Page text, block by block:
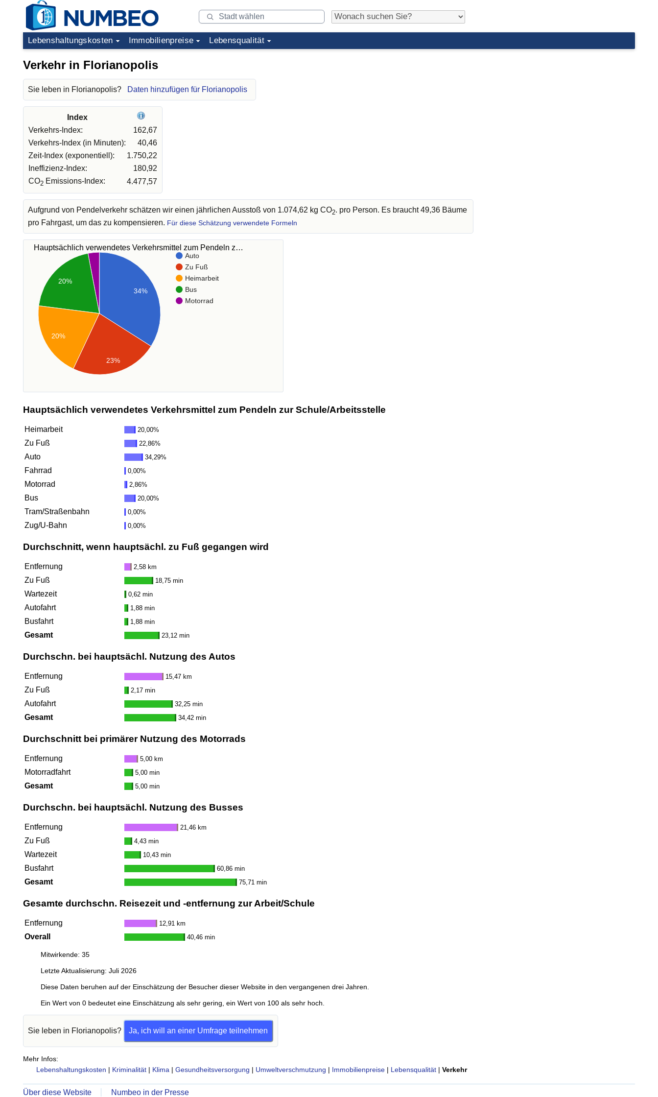
Lebenshaltungskosten Immobilienpreise Lebensqualität
Verkehr in Florianopolis
Sie leben in Florianopolis? Daten hinzufügen für Florianopolis
Index
Verkehrs-Index:
162,67
Verkehrs-Index (in Minuten):
40,46
Zeit-Index (exponentiell):
1.750,22
Ineffizienz-Index:
180,92
CO2 Emissions-Index: 4.477,57
Aufgrund von Pendelverkehr schätzen wir einen jährlichen Ausstoß von 1.074,62 kg CO2. pro Person. Es braucht 49,36 Bäume
pro Fahrgast, um das zu kompensieren. Für diese Schätzung verwendete Formeln
Hauptsächlich verwendetes Verkehrsmittel zum Pendeln z…
Auto
Zu Fuß
Heimarbeit
Bus
Motorrad
34%
20%
20%
23%
Hauptsächlich verwendetes Verkehrsmittel zum Pendeln zur Schule/Arbeitsstelle
Heimarbeit 20,00%
Zu Fuß 22,86%
Auto 34,29%
Fahrrad 0,00%
Motorrad 2,86%
Bus 20,00%
Tram/Straßenbahn 0,00%
Zug/U-Bahn 0,00%
Durchschnitt, wenn hauptsächl. zu Fuß gegangen wird
Entfernung 2,58 km
Zu Fuß 18,75 min
Wartezeit 0,62 min
Autofahrt 1,88 min
Busfahrt 1,88 min
Gesamt 23,12 min
Durchschn. bei hauptsächl. Nutzung des Autos
Entfernung 15,47 km
Zu Fuß 2,17 min
Autofahrt 32,25 min
Gesamt 34,42 min
Durchschnitt bei primärer Nutzung des Motorrads
Entfernung 5,00 km
Motorradfahrt 5,00 min
Gesamt 5,00 min
Durchschn. bei hauptsächl. Nutzung des Busses
Entfernung 21,46 km
Zu Fuß 4,43 min
Wartezeit 10,43 min
Busfahrt 60,86 min
Gesamt 75,71 min
Gesamte durchschn. Reisezeit und -entfernung zur Arbeit/Schule
Entfernung 12,91 km
Overall 40,46 min
Mitwirkende: 35
Letzte Aktualisierung: Juli 2026
Diese Daten beruhen auf der Einschätzung der Besucher dieser Website in den vergangenen drei Jahren.
Ein Wert von 0 bedeutet eine Einschätzung als sehr gering, ein Wert von 100 als sehr hoch.
Sie leben in Florianopolis? Ja, ich will an einer Umfrage teilnehmen
Mehr Infos:
Lebenshaltungskosten | Kriminalität | Klima | Gesundheitsversorgung | Umweltverschmutzung | Immobilienpreise | Lebensqualität | Verkehr
Über diese Website Numbeo in der Presse